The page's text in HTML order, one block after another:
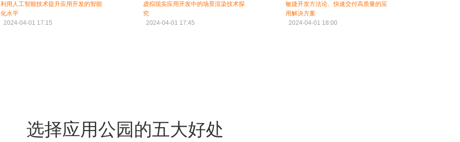
利用人工智能技术提升应用开发的智能
化水平
2024-04-01 17:15
虚拟现实应用开发中的场景渲染技术探
究
2024-04-01 17:45
敏捷开发方法论、快速交付高质量的应
用解决方案
2024-04-01 18:00
选择应用公园的五大好处